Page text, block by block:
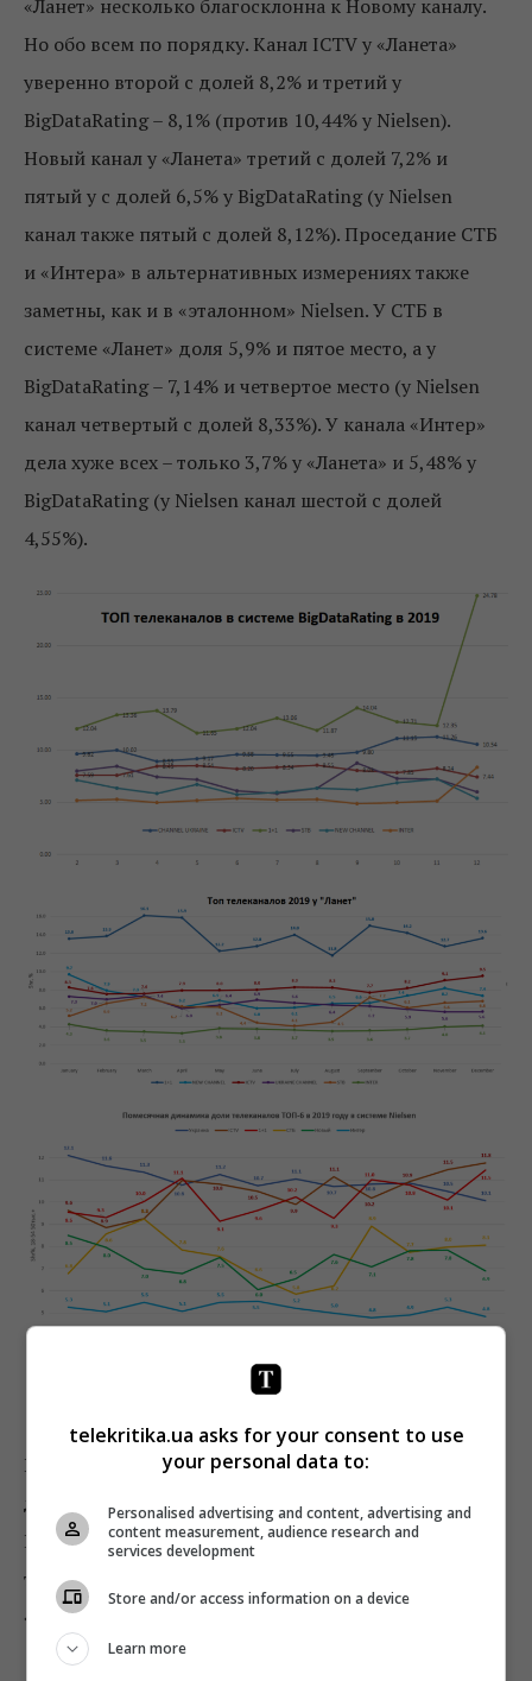
«Ланет» несколько благосклонна к Новому каналу.
Но обо всем по порядку. Канал ICTV у «Ланета»
уверенно второй с долей 8,2% и третий у
BigDataRating – 8,1% (против 10,44% у Nielsen).
Новый канал у «Ланета» третий с долей 7,2% и
пятый у с долей 6,5% у BigDataRating (у Nielsen
канал также пятый с долей 8,12%). Проседание СТБ
и «Интера» в альтернативных измерениях также
заметны, как и в «эталонном» Nielsen. У СТБ в
системе «Ланет» доля 5,9% и пятое место, а у
BigDataRating – 7,14% и четвертое место (у Nielsen
канал четвертый с долей 8,33%). У канала «Интер»
дела хуже всех – только 3,7% у «Ланета» и 5,48% у
BigDataRating (у Nielsen канал шестой с долей
4,55%).
Премиум-телеканалы: кино, анимация и
Во второй пятерке, по сравнению с Nielsen,
держат только «2+2» и ТЕТ
, а телеканалы НТН и
К1 здесь уверенно обходят премиум-киноканалы, а
также новостные
«Ланета» НТН встречается только на 25 месте).
Достаточно высокие показатели в
telekritika.ua asks for your consent to use
your personal data to:
Personalised advertising and content, advertising and
content measurement, audience research and
services development
Store and/or access information on a device
Learn more